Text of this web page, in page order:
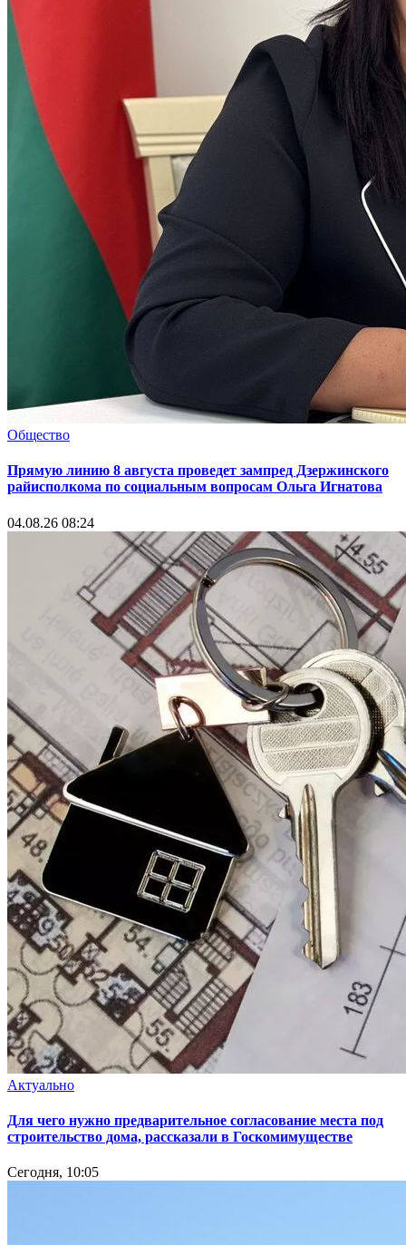
Общество
Прямую линию 8 августа проведет зампред Дзержинского
райисполкома по социальным вопросам Ольга Игнатова
04.08.26 08:24
Актуально
Для чего нужно предварительное согласование места под
строительство дома, рассказали в Госкомимуществе
Сегодня, 10:05